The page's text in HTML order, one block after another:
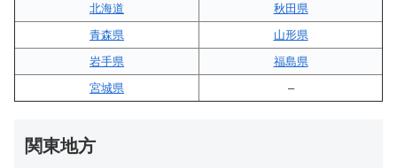
北海道
秋田県
青森県
山形県
岩手県
福島県
宮城県
–
関東地方